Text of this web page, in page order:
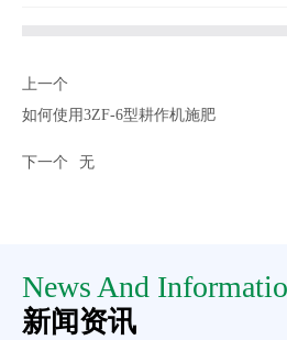
上一个
如何使用3ZF-6型耕作机施肥
下一个 无
News And
新闻资讯